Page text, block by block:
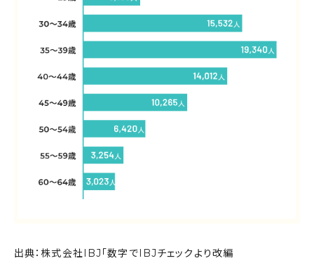
出典：株式会社IBJ「数字でIBJチェックより改編